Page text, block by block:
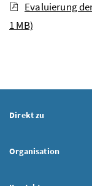
Evaluierung
1 MB)
Direkt zu
Organisation